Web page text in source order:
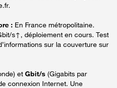
: En France métropolitaine.
s↑, déploiement en cours. Test
sur la couverture sur
et Gbit/s (Gigabits par
connexion Internet. Une